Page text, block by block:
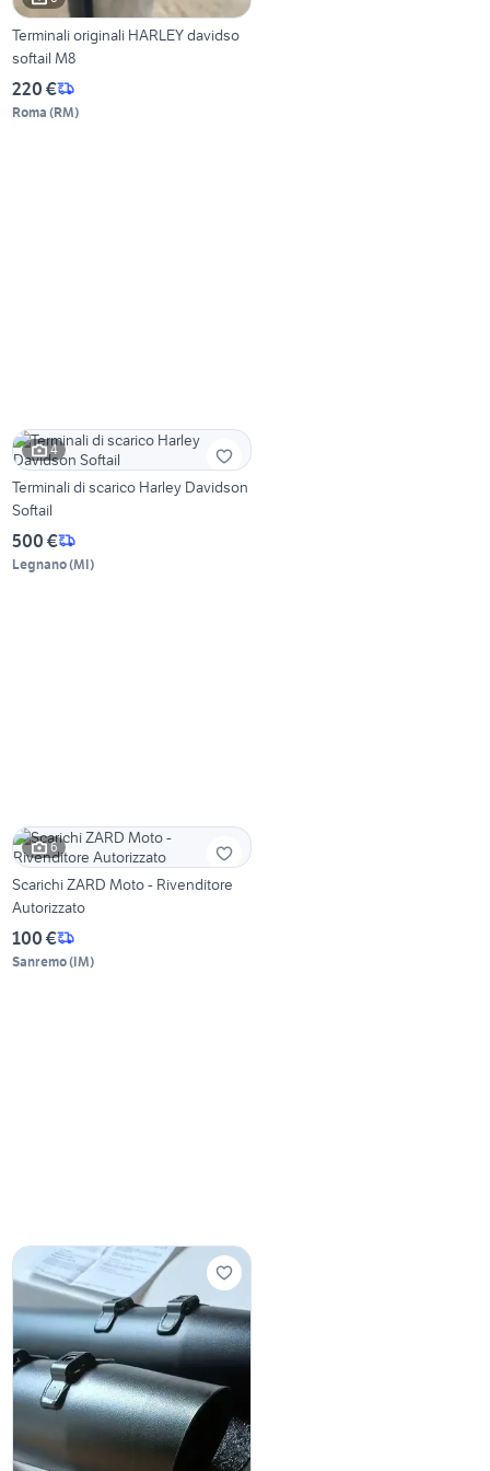
Terminali originali HARLEY davidso
softail M8
220 €
Roma (RM)
4
Terminali di scarico Harley Davidson
Softail
500 €
Legnano(MI)
6
Scarichi ZARD Moto - Rivenditore
Autorizzato
100 €
Sanremo(IM)